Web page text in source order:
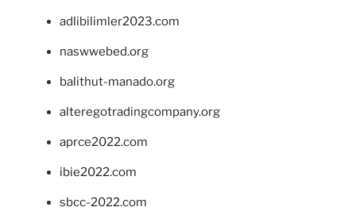
adlibilimler2023.com
naswwebed.org
balithut-manado.org
alteregotradingcompany.org
aprce2022.com
ibie2022.com
sbcc-2022.com